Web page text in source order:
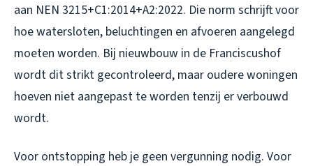
aan NEN 3215+C1:2014+A2:2022. Die norm schrijft voor
hoe watersloten, beluchtingen en afvoeren aangelegd
moeten worden. Bij nieuwbouw in de Franciscushof
wordt dit strikt gecontroleerd, maar oudere woningen
hoeven niet aangepast te worden tenzij er verbouwd
wordt.
Voor ontstopping heb je geen vergunning nodig. Voor